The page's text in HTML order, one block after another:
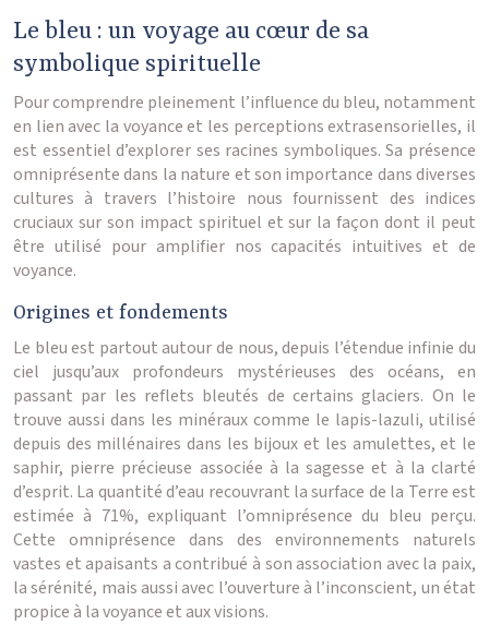
Le bleu : un voyage au cœur de sa
symbolique spirituelle
Pour comprendre pleinement l’influence du bleu, notamment
en lien avec la voyance et les perceptions extrasensorielles, il
est essentiel d’explorer ses racines symboliques. Sa présence
omniprésente dans la nature et son importance dans diverses
cultures à travers l’histoire nous fournissent des indices
cruciaux sur son impact spirituel et sur la façon dont il peut
être utilisé pour amplifier nos capacités intuitives et de
voyance.
Origines et fondements
Le bleu est partout autour de nous, depuis l’étendue infinie du
ciel jusqu’aux profondeurs mystérieuses des océans, en
passant par les reflets bleutés de certains glaciers. On le
trouve aussi dans les minéraux comme le lapis-lazuli, utilisé
depuis des millénaires dans les bijoux et les amulettes, et le
saphir, pierre précieuse associée à la sagesse et à la clarté
d’esprit. La quantité d’eau recouvrant la surface de la Terre est
estimée à 71%, expliquant l’omniprésence du bleu perçu.
Cette omniprésence dans des environnements naturels
vastes et apaisants a contribué à son association avec la paix,
la sérénité, mais aussi avec l’ouverture à l’inconscient, un état
propice à la voyance et aux visions.